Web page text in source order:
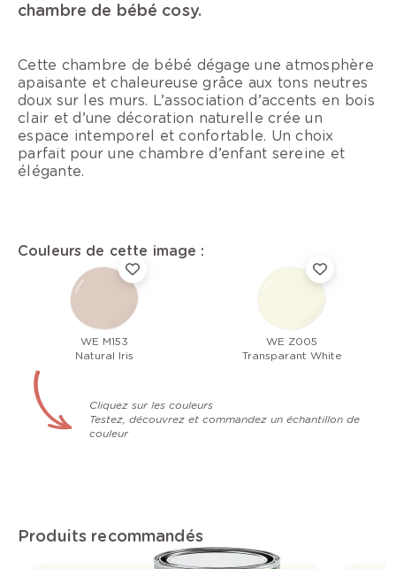
chambre de bébé cosy.
Cette chambre de bébé dégage une atmosphère
apaisante et chaleureuse grâce aux tons neutres
doux sur les murs. L’association d’accents en bois
clair et d’une décoration naturelle crée un
espace intemporel et confortable. Un choix
parfait pour une chambre d’enfant sereine et
élégante.
Couleurs de cette image :
WE M153
Natural Iris
WE Z005
Transparant White
Cliquez sur les couleurs
Testez, découvrez et commandez un échantillon de
couleur
Produits recommandés